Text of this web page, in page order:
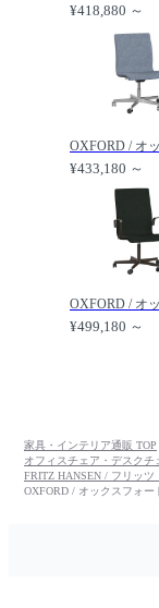
¥418,880 ～
¥433,180 ～
¥499,180 ～
家具・インテリア通販 TOP
オフィスチェア・デスクチ
FRITZ HANSEN / フリッ
OXFORD / オックスフォ